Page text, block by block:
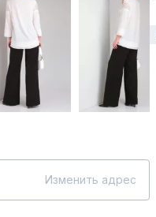
Изменить адрес